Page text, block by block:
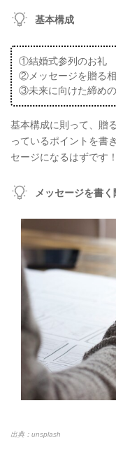
基本構成
①結婚式参列のお礼
②メッセージを贈る
③未来に向けた締め
基本構成に則って、贈
っているポイントを書
セージになるはずです！
メッセージを書
出典：unsplash